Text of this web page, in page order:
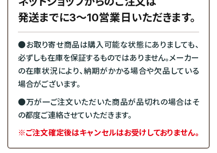
発送までに3～10営業日いただきます。
●お取り寄せ商品は購入可能な状態にありましても、
必ずしも在庫を保証するものではありません。メーカー
の在庫状況により、納期がかかる場合や欠品している
場合がございます。
●万が一ご注文いただいた商品が品切れの場合はそ
の都度ご連絡させていただきます。
※ご注文確定後はキャンセルはお受けしておりません。